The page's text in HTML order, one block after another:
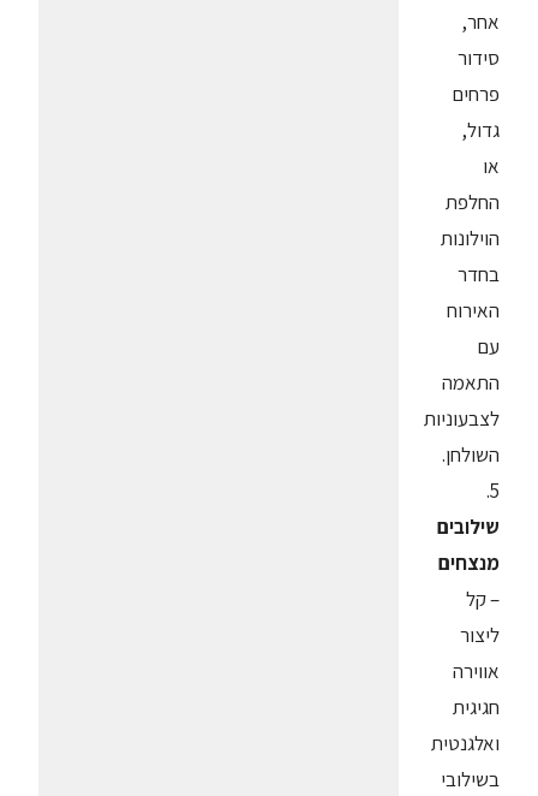
אחר,
סידור
פרחים
גדול,
או
החלפת
הוילונות
בחדר
האירוח
עם
התאמה
לצבעוניות
השולחן.
5.
שילובים
מנצחים
– קל
ליצור
אווירה
חגיגית
ואלגנטית
בשילובי